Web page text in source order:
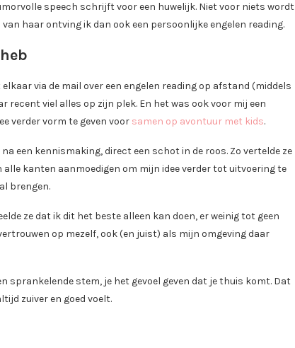
speech schrijft voor een huwelijk. Niet voor niets wordt
haar ontving ik dan ook een persoonlijke engelen reading.
via de mail over een engelen reading op afstand (middels
recent viel alles op zijn plek. En het was ook voor mij een
verder vorm te geven voor samen op avontuur met kids.
een kennismaking, direct een schot in de roos. Zo vertelde ze
kanten aanmoedigen om mijn idee verder tot uitvoering te
brengen.
ze dat ik dit het beste alleen kan doen, er weinig tot geen
op mezelf, ook (en juist) als mijn omgeving daar
sprankelende stem, je het gevoel geven dat je thuis komt. Dat
zuiver en goed voelt.